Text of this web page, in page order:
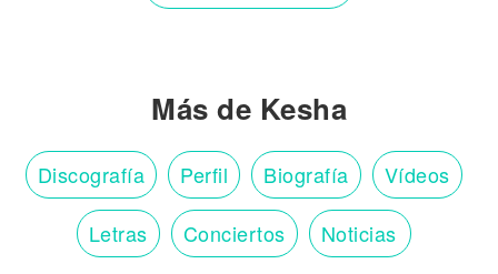
Más de Kesha
Discografía Perfil Biografía Vídeos
Letras Conciertos Noticias